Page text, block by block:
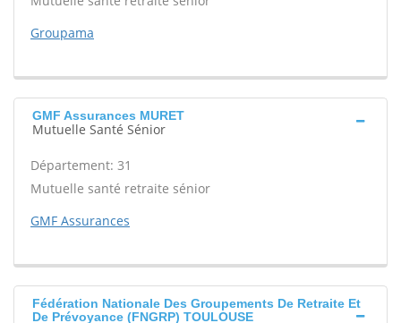
Groupama
GMF Assurances MURET
Mutuelle Santé Sénior
Département: 31
Mutuelle santé retraite sénior
GMF Assurances
Fédération Nationale Des Groupements De Retraite Et
De Prévoyance (FNGRP) TOULOUSE